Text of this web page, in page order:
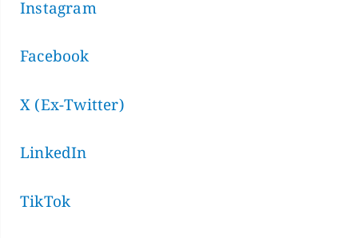
Instagram
Facebook
X (Ex-Twitter)
LinkedIn
TikTok